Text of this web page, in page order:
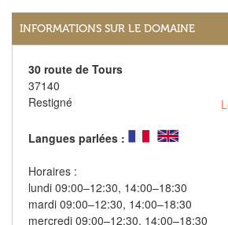
INFORMATIONS SUR LE DOMAINE
30 route de Tours
37140
Restigné
Langues parlées :
Horaires :
lundi 09:00–12:30, 14:00–18:30
mardi 09:00–12:30, 14:00–18:30
mercredi 09:00–12:30, 14:00–18:30